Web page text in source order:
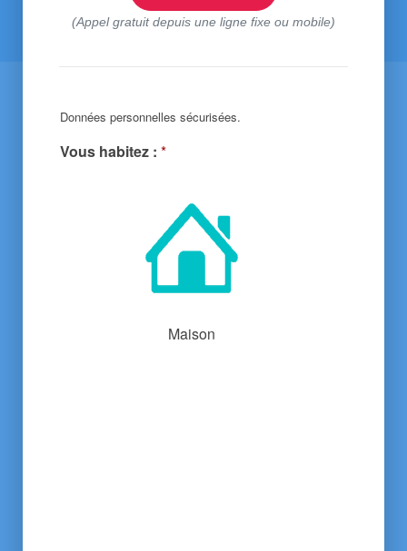
(Appel gratuit depuis une ligne fixe ou mobile)
Données personnelles sécurisées.
Vous habitez : *
Maison